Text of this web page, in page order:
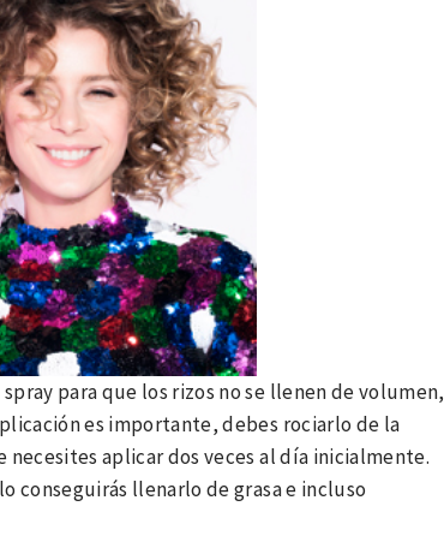
para que los rizos no se llenen de volumen,
es importante, debes rociarlo de la
necesites aplicar dos veces al día inicialmente.
conseguirás llenarlo de grasa e incluso